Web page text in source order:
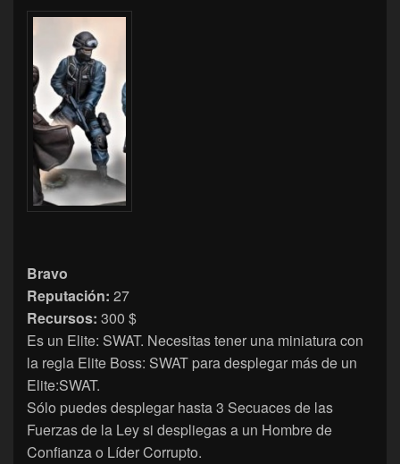
Bravo
Reputación: 27
Recursos: 300 $
Es un Elite: SWAT. Necesitas tener una miniatura con
la regla Elite Boss: SWAT para desplegar más de un
Elite:SWAT.
Sólo puedes desplegar hasta 3 Secuaces de las
Fuerzas de la Ley si despliegas a un Hombre de
Confianza o Líder Corrupto.